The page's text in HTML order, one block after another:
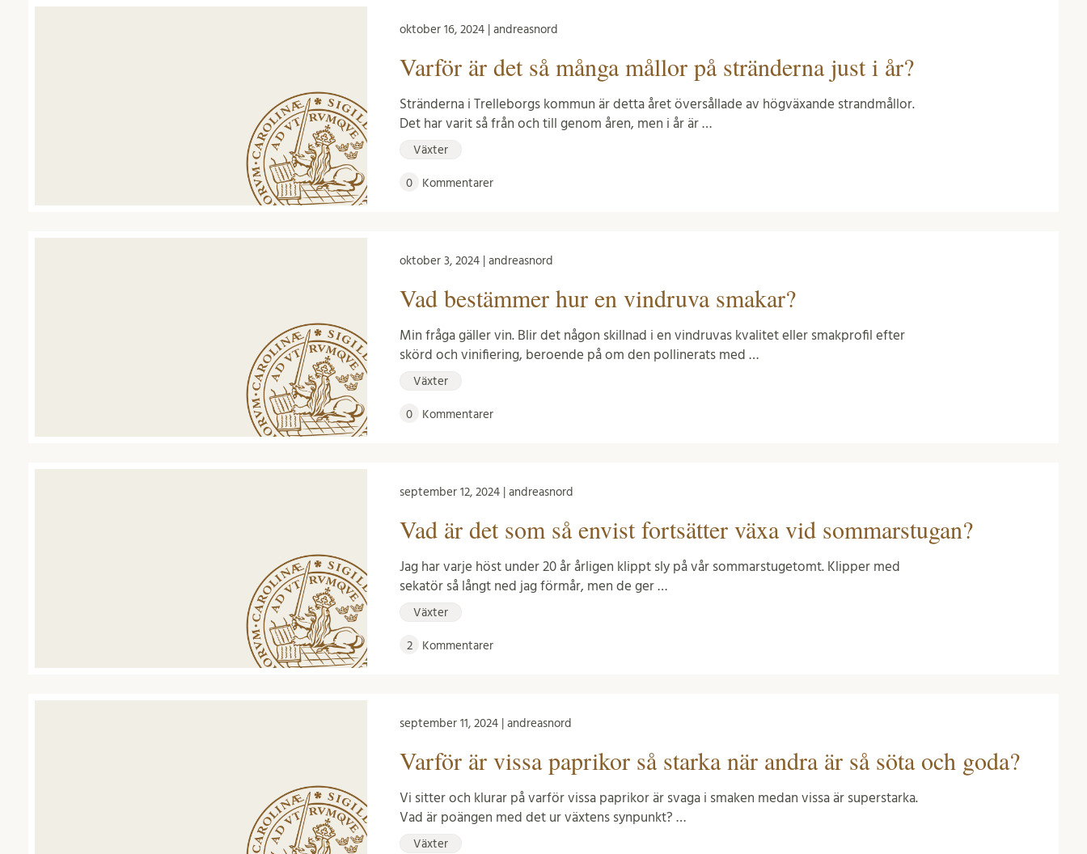
oktober 16, 2024 | andreasnord
Varför är det så många mållor på stränderna just i år?
Stränderna i Trelleborgs kommun är detta året översållade av högväxande strandmållor.
Det har varit så från och till genom åren, men i år är …
Växter
0 Kommentarer
oktober 3, 2024 | andreasnord
Vad bestämmer hur en vindruva smakar?
Min fråga gäller vin. Blir det någon skillnad i en vindruvas kvalitet eller smakprofil efter
skörd och vinifiering, beroende på om den pollinerats med …
Växter
0 Kommentarer
september 12, 2024 | andreasnord
Vad är det som så envist fortsätter växa vid sommarstugan?
Jag har varje höst under 20 år årligen klippt sly på vår sommarstugetomt. Klipper med
sekatör så långt ned jag förmår, men de ger …
Växter
2 Kommentarer
september 11, 2024 | andreasnord
Varför är vissa paprikor så starka när andra är så söta och goda?
Vi sitter och klurar på varför vissa paprikor är svaga i smaken medan vissa är superstarka.
Vad är poängen med det ur växtens synpunkt? …
Växter